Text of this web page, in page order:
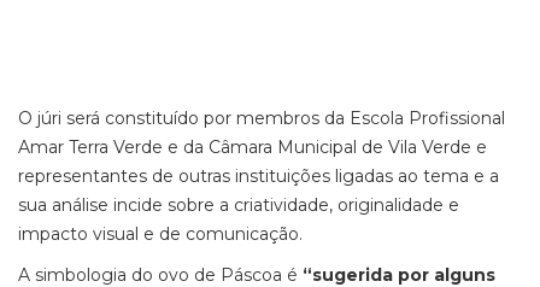
O júri será constituído por membros da Escola Profissional
Amar Terra Verde e da Câmara Municipal de Vila Verde e
representantes de outras instituições ligadas ao tema e a
sua análise incide sobre a criatividade, originalidade e
impacto visual e de comunicação.
A simbologia do ovo de Páscoa é “sugerida por alguns